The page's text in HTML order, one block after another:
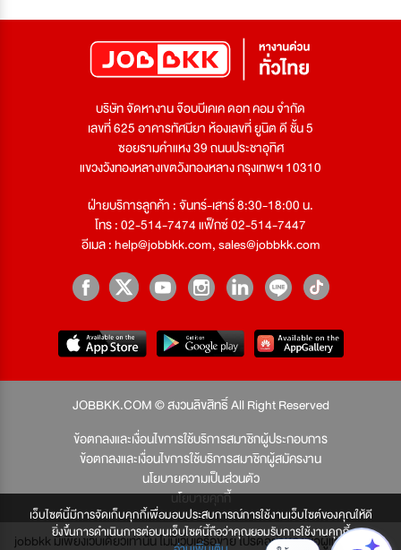
เว็บไซต์นี้มีการจัดเก็บคุกกี้เพื่อมอบประสบการณ์การใช้งานเว็บไซต์ของคุณให้ดี
ยิ่งขึ้นการดำเนินการต่อบนเว็บไซต์นี้ถือว่าคุณยอมรับการใช้งานคุกกี้
บริษัท จัดหางาน จ๊อบบีเคเค ดอท คอม จำกัด
เลขที่ 625 อาคารทัศนียา ห้องเลขที่ ยูนิต ดี ชั้น 5
ซอยรามคำแหง 39 ถนนประชาอุทิศ
แขวงวังทองหลางเขตวังทองหลาง กรุงเทพฯ 10310
ฝ่ายบริการลูกค้า : จันทร์-เสาร์ 8:30-18:00 น.
โทร : 02-514-7474 แฟ็กซ์ 02-514-7447
อีเมล :help@jobbkk.com,sales@jobbkk.com
JOBBKK.COM © สงวนลิขสิทธิ์ All Right Reserved
ข้อตกลงและเงื่อนไขการใช้บริการสมาชิกผู้ประกอบการ
ข้อตกลงและเงื่อนไขการใช้บริการสมาชิกผู้สมัครงาน
นโยบายความเป็นส่วนตัว
นโยบายคุกกี้
jobbkk มีเพียงเว็บเดียวเท่านั้น ไม่มีเว็บเครือข่าย โปรดอย่าหลงเชื่อผู้แอบอ้าง และ